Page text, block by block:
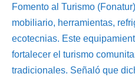
Fomento al Turismo
mobiliario, herramientas,
ecotecnias. Este
fortalecer el turismo
tradicionales. Señaló que